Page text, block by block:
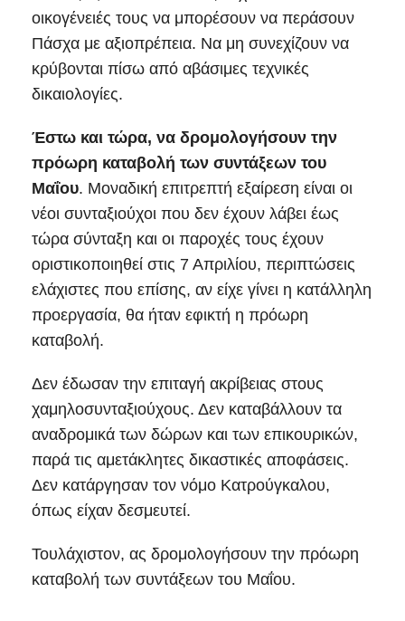
οικογένειές τους να μπορέσουν να περάσουν
Πάσχα με αξιοπρέπεια. Να μη συνεχίζουν να
κρύβονται πίσω από αβάσιμες τεχνικές
δικαιολογίες.
Έστω και τώρα, να δρομολογήσουν την
πρόωρη καταβολή των συντάξεων του
Μαΐου. Μοναδική επιτρεπτή εξαίρεση είναι οι
νέοι συνταξιούχοι που δεν έχουν λάβει έως
τώρα σύνταξη και οι παροχές τους έχουν
οριστικοποιηθεί στις 7 Απριλίου, περιπτώσεις
ελάχιστες που επίσης, αν είχε γίνει η κατάλληλη
προεργασία, θα ήταν εφικτή η πρόωρη
καταβολή.
Δεν έδωσαν την επιταγή ακρίβειας στους
χαμηλοσυνταξιούχους. Δεν καταβάλλουν τα
αναδρομικά των δώρων και των επικουρικών,
παρά τις αμετάκλητες δικαστικές αποφάσεις.
Δεν κατάργησαν τον νόμο Κατρούγκαλου,
όπως είχαν δεσμευτεί.
Τουλάχιστον, ας δρομολογήσουν την πρόωρη
καταβολή των συντάξεων του Μαΐου.